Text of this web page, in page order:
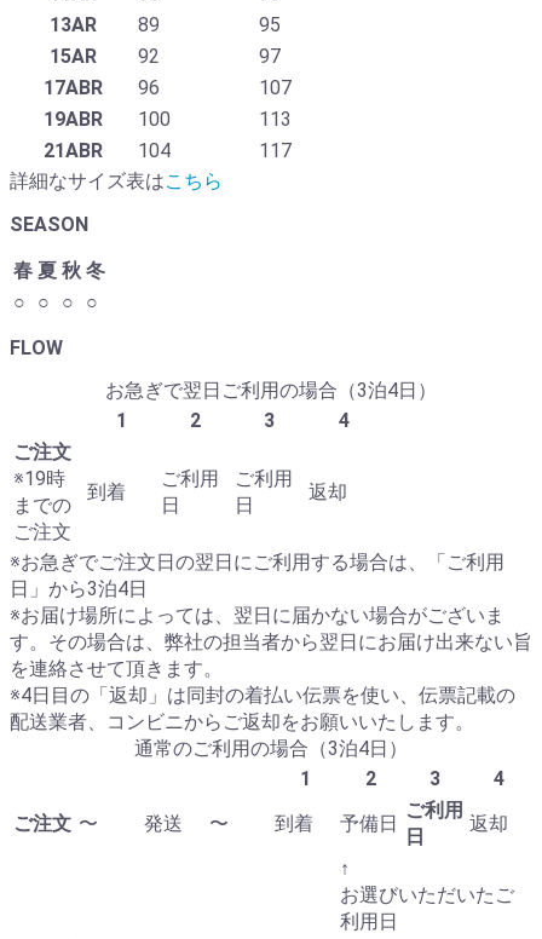
13AR
89
95
15AR
92
97
17ABR
96
107
19ABR
100
113
21ABR
104
117
詳細なサイズ表はこちら
SEASON
春 夏 秋 冬
○
○ ○ ○
FLOW
お急ぎで翌日ご利用の場合（3泊4日）
1
2 3
4
ご注文
※19時
までの
ご注文
到着
ご利用
日
ご利用
日
返却
※お急ぎでご注文日の翌日にご利用する場合は、「ご利用
日」から3泊4日
※お届け場所によっては、翌日に届かない場合がございま
す。その場合は、弊社の担当者から翌日にお届け出来ない旨
を連絡させて頂きます。
※4日目の「返却」は同封の着払い伝票を使い、伝票記載の
配送業者、コンビニからご返却をお願いいたします。
通常のご利用の場合（3泊4日）
1
2 3
4
ご注文 〜 発送 〜 到着 予備日
ご利用
日
返却
↑
お選びいただいたご
利用日